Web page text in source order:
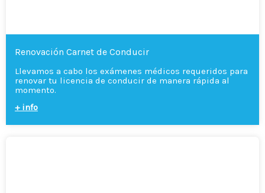
Renovación Carnet de Conducir
Llevamos a cabo los exámenes médicos requeridos para
renovar tu licencia de conducir de manera rápida al
momento.
+ info